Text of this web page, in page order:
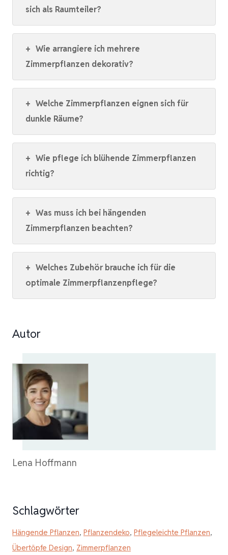
sich als Raumteiler?
+ Wie arrangiere ich mehrere
Zimmerpflanzen dekorativ?
+ Welche Zimmerpflanzen eignen sich für
dunkle Räume?
+ Wie pflege ich blühende Zimmerpflanzen
richtig?
+ Was muss ich bei hängenden
Zimmerpflanzen beachten?
+ Welches Zubehör brauche ich für die
optimale Zimmerpflanzenpflege?
Autor
Lena Hoffmann
Schlagwörter
Hängende Pflanzen, Pflanzendeko, Pflegeleichte Pflanzen,
Übertöpfe Design, Zimmerpflanzen